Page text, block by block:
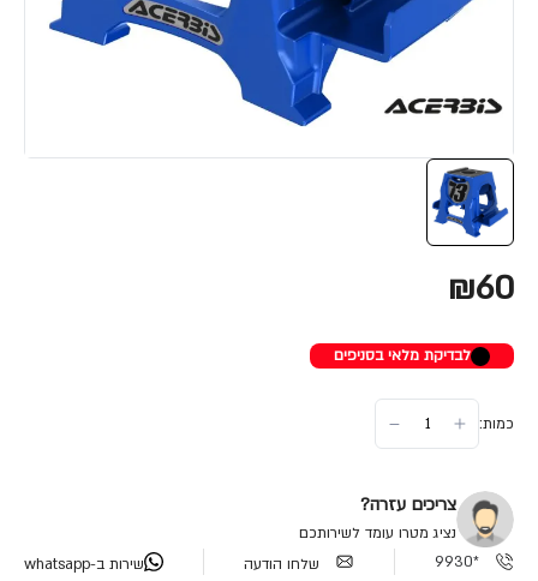
₪60
לבדיקת מלאי בסניפים
כמות:
צריכים עזרה?
נציג מטרו עומד לשירותכם
*9930
שלחו הודעה שירות ב-whatsapp